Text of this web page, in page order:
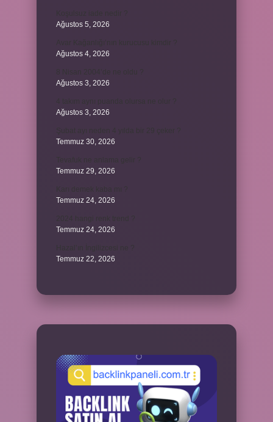
Ağustos 5, 2026
Ağustos 4, 2026
Ağustos 3, 2026
Ağustos 3, 2026
Temmuz 30, 2026
Temmuz 29, 2026
Temmuz 24, 2026
Temmuz 24, 2026
Temmuz 22, 2026